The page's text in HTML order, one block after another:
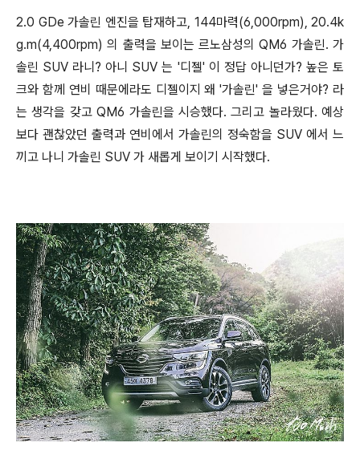
2.0 GDe 가솔린 엔진을 탑재하고, 144마력(6,000rpm), 20.4k
g.m(4,400rpm) 의 출력을 보이는 르노삼성의 QM6 가솔린. 가
솔린 SUV 라니? 아니 SUV 는 '디젤' 이 정답 아니던가? 높은 토
크와 함께 연비 때문에라도 디젤이지 왜 '가솔린' 을 넣은거야? 라
는 생각을 갖고 QM6 가솔린을 시승했다. 그리고 놀라웠다. 예상
보다 괜찮았던 출력과 연비에서 가솔린의 정숙함을 SUV 에서 느
끼고 나니 가솔린 SUV 가 새롭게 보이기 시작했다.